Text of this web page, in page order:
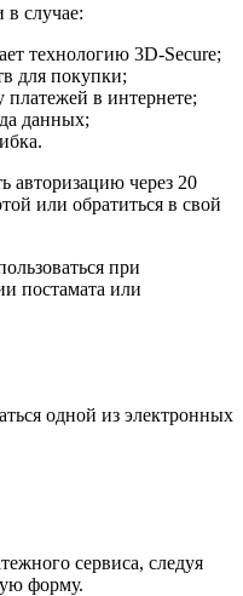
в случае:
технологию 3D-Secure;
для покупки;
платежей в интернете;
данных;
авторизацию через 20
или обратиться в свой
при
постамата или
одной из электронных
сервиса, следуя
форму.